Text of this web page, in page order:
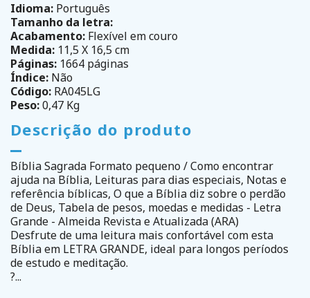
Idioma: Português
Tamanho da letra:
Acabamento: Flexível em couro
Medida: 11,5 X 16,5 cm
Páginas: 1664 páginas
Índice: Não
Código: RA045LG
Peso:0,47 Kg
Descrição do produto
Bíblia Sagrada Formato pequeno / Como encontrar
ajuda na Bíblia, Leituras para dias especiais, Notas e
referência bíblicas, O que a Bíblia diz sobre o perdão
de Deus, Tabela de pesos, moedas e medidas - Letra
Grande - Almeida Revista e Atualizada (ARA)
Desfrute de uma leitura mais confortável com esta
Bíblia em LETRA GRANDE, ideal para longos períodos
de estudo e meditação.
?...